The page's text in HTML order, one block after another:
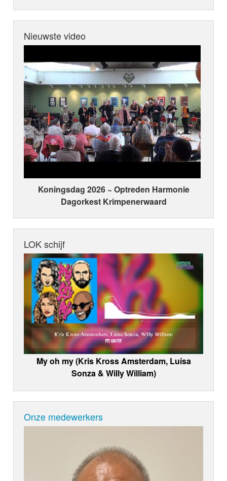
Nieuwste video
Koningsdag 2026 ~ Optreden Harmonie
Dagorkest Krimpenerwaard
LOK schijf
My oh my (Kris Kross Amsterdam, Luísa
Sonza & Willy William)
Onze medewerkers